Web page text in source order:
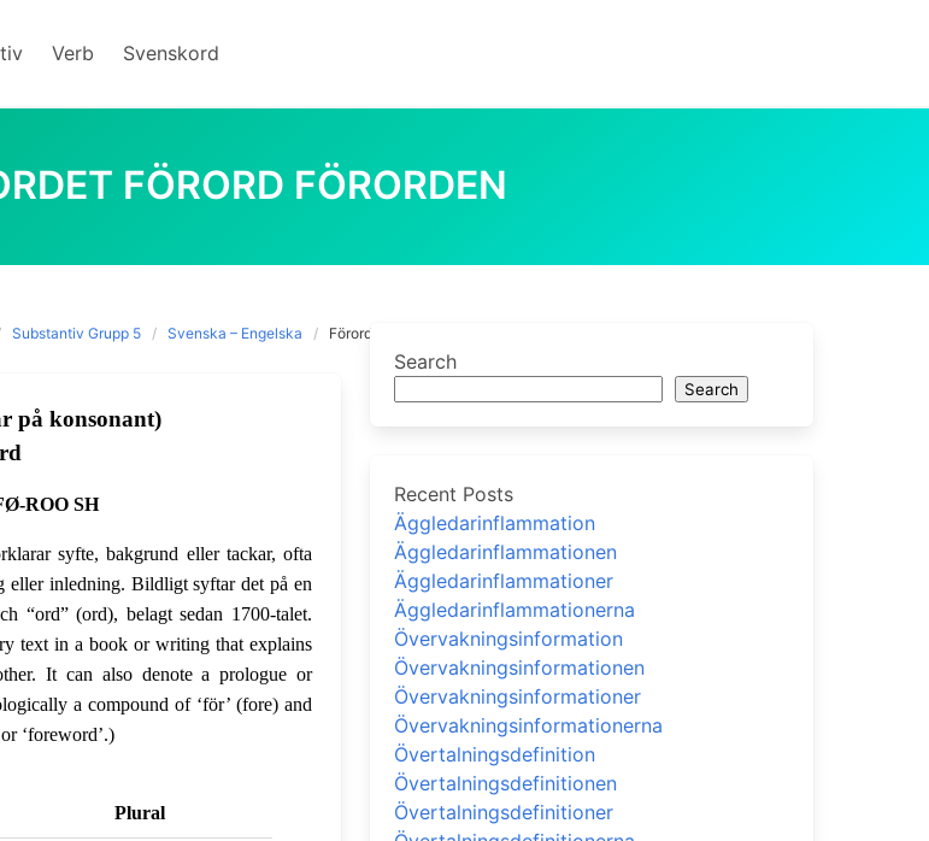
Verb Svenskord
FÖRORD FÖRORDEN
Substantiv Grupp 5 Svenska – Engelska Förord Förordet Förord Förorden
på konsonant)
ROO SH
syfte, bakgrund eller tackar, ofta
eller inledning. Bildligt syftar det på en
“ord” (ord), belagt sedan 1700-talet.
text in a book or writing that explains
It can also denote a prologue or
a compound of ‘för’ (fore) and
‘foreword’.)
Plural
Search
Search
Recent Posts
Äggledarinflammation
Äggledarinflammationen
Äggledarinflammationer
Äggledarinflammationerna
Övervakningsinformation
Övervakningsinformationen
Övervakningsinformationer
Övervakningsinformationerna
Övertalningsdefinition
Övertalningsdefinitionen
Övertalningsdefinitioner